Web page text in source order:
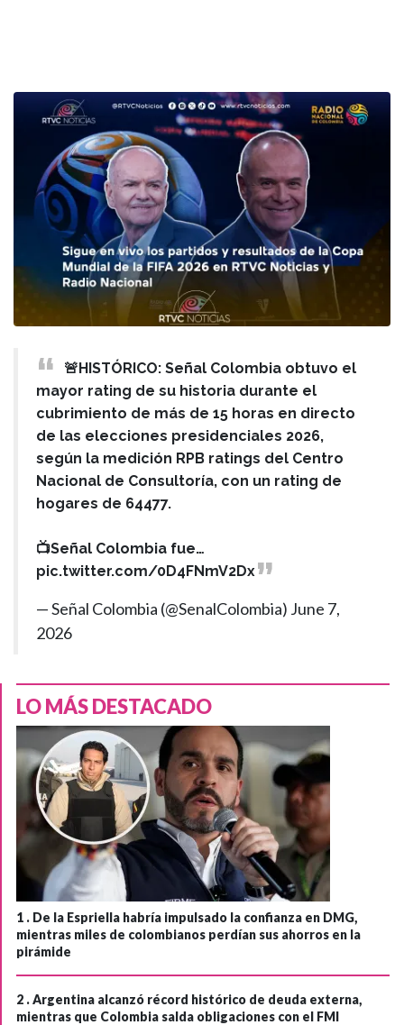
🚨HISTÓRICO: Señal Colombia obtuvo el
mayor rating de su historia durante el
cubrimiento de más de 15 horas en directo
de las elecciones presidenciales 2026,
según la medición RPB ratings del Centro
Nacional de Consultoría, con un rating de
hogares de 64477.
📺Señal Colombia fue…
pic.twitter.com/0D4FNmV2Dx
— Señal Colombia (@SenalColombia) June 7,
2026
LO MÁS DESTACADO
1 . De la Espriella habría impulsado la confianza en DMG,
mientras miles de colombianos perdían sus ahorros en la
pirámide
2 .Argentina alcanzó récord histórico de deuda externa,
mientras que Colombia salda obligaciones con el FMI